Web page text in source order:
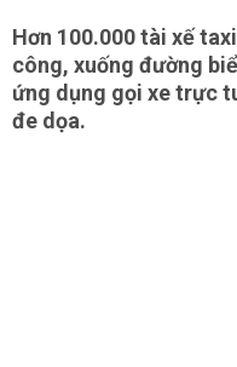
Hơn 100.000 tài xế
công, xuống đường
ứng dụng gọi xe trực
đe dọa.